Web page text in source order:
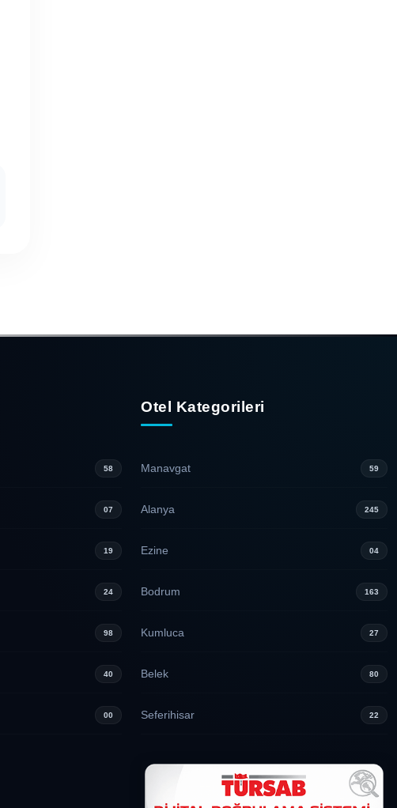
58
07
19
24
98
40
00
Otel Kategorileri
Manavgat 59
Alanya 245
Ezine 04
Bodrum 163
Kumluca 27
Belek 80
Seferihisar 22